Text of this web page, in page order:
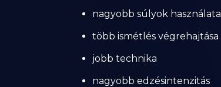
nagyobb súlyok használata
több ismétlés végrehajtása
jobb technika
nagyobb edzésintenzitás